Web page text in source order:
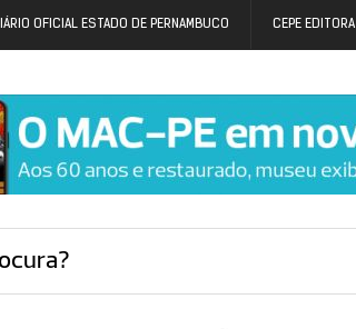
OFICIAL ESTADO DE PERNAMBUCO CEPE EDITORA